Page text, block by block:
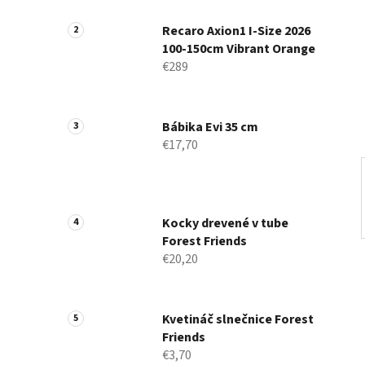
n
Recaro Axion1 I-Size 2026
100-150cm Vibrant Orange
€289
Bábika Evi 35 cm
€17,70
Kocky drevené v tube
Forest Friends
€20,20
Kvetináč slnečnice Forest
Friends
€3,70